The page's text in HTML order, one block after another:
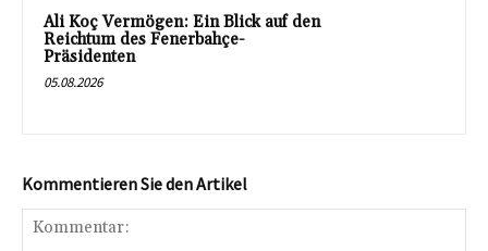
Ali Koç Vermögen: Ein Blick auf den
Reichtum des Fenerbahçe-
Präsidenten
05.08.2026
Kommentieren Sie den Artikel